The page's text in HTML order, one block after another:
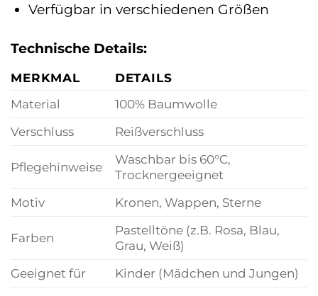
Verfügbar in verschiedenen Größen
Technische Details:
MERKMAL
DETAILS
Material
100% Baumwolle
Verschluss
Reißverschluss
Pflegehinweise
Waschbar bis 60°C,
Trocknergeeignet
Motiv
Kronen, Wappen, Sterne
Farben
Pastelltöne (z.B. Rosa, Blau,
Grau, Weiß)
Geeignet für
Kinder (Mädchen und Jungen)